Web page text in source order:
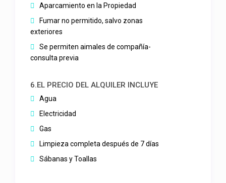
Aparcamiento en la Propiedad
Fumar no permitido, salvo zonas
exteriores
Se permiten aimales de compañía-
consulta previa
6.EL PRECIO DEL ALQUILER INCLUYE
Agua
Electricidad
Gas
Limpieza completa después de 7 días
Sábanas y Toallas